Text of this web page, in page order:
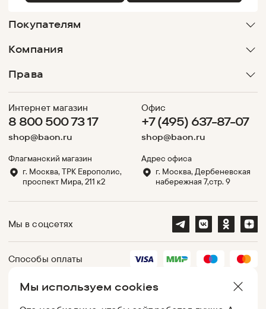
Мы используем cookies
Покупателям
Компания
Права
Интернет магазин
8 800 500 73 17
shop@baon.ru
Флагманский магазин
г. Москва, ТРК Европолис,
проспект Мира, 211 к2
Офис
+7 (495) 637-87-07
shop@baon.ru
Адрес офиса
г. Москва, Дербеневская
набережная 7,стр. 9
Мы в соцсетях
Способы оплаты
Партнеры